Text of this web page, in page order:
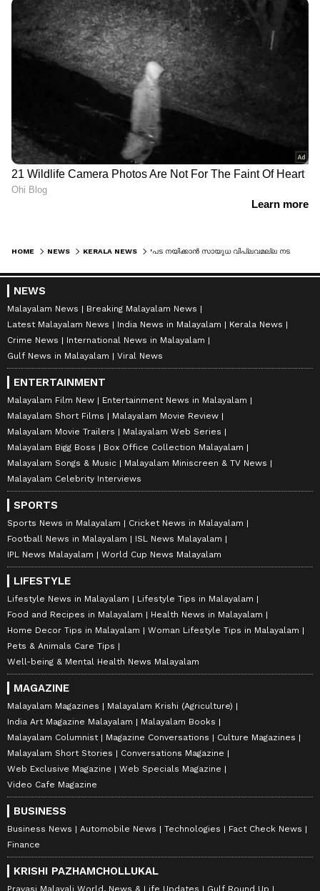
HOME NEWS KERALA NEWS
NEWS
Malayalam News
Breaking Malayalam News
Latest Malayalam News
India News in Malayalam
Kerala News
Crime News
International News in Malayalam
Gulf News in Malayalam
Viral News
ENTERTAINMENT
Malayalam Film New
Entertainment News in Malayalam
Malayalam Short Films
Malayalam Movie Review
Malayalam Movie Trailers
Malayalam Web Series
Malayalam Bigg Boss
Box Office Collection Malayalam
Malayalam Songs & Music
Malayalam Miniscreen & TV News
Malayalam Celebrity Interviews
SPORTS
Sports News in Malayalam
Cricket News in Malayalam
Football News in Malayalam
ISL News Malayalam
IPL News Malayalam
World Cup News Malayalam
LIFESTYLE
Lifestyle News in Malayalam
Lifestyle Tips in Malayalam
Food and Recipes in Malayalam
Health News in Malayalam
Home Decor Tips in Malayalam
Woman Lifestyle Tips in Malayalam
Pets & Animals Care Tips
Well-being & Mental Health News Malayalam
MAGAZINE
Malayalam Magazines
Malayalam Krishi (Agriculture)
India Art Magazine Malayalam
Malayalam Books
Malayalam Columnist
Magazine Conversations
Culture Magazines
Malayalam Short Stories
Conversations Magazine
Web Exclusive Magazine
Web Specials Magazine
Video Cafe Magazine
BUSINESS
Business News Automobile News Technologies
Fact Check News
Finance
KRISHI PAZHAMCHOLLUKAL
Pravasi Malayali World, News & Life Updates Gulf Round Up